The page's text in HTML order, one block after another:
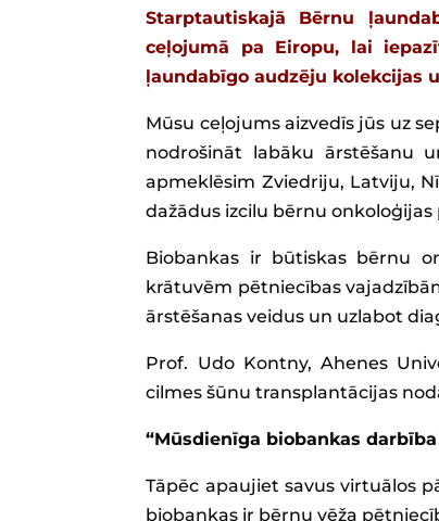
Starptautiskajā Bērnu
ceļojumā pa Eiropu, lai
ļaundabīgo audzēju kolekcijas
Mūsu ceļojums aizvedīs jūs uz
nodrošināt labāku ārstēšanu
apmeklēsim Zviedriju, Latviju,
dažādus izcilu bērnu
Biobankas ir būtiskas bērnu
krātuvēm pētniecības
ārstēšanas veidus un uzlabot
Prof. Udo Kontny, Ahenes
cilmes šūnu transplantācijas
“Mūsdienīga biobankas
Tāpēc apaujiet savus virtuālos
biobankas ir bērnu vēža